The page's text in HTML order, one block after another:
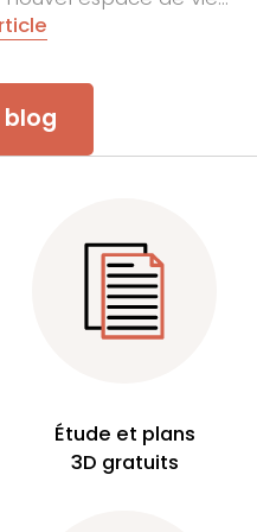
blog
Étude et plans
3D gratuits